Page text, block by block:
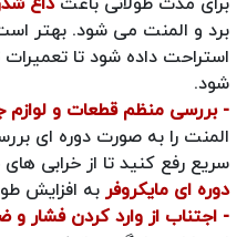
برد و المنت می شود. بهتر
استراحت داده شود تا
شود.
- بررسی منظم قطعات و لوازم
المنت را به صورت دوره ای
سریع رفع کنید تا از خرابی
دوره‌ ای مایکروفربه افزایش
- اجتناب از وارد کردن فشار و